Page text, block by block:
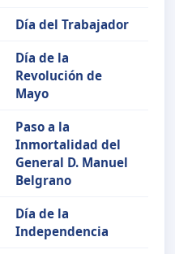
Día del Trabajador
Día de la
Revolución de
Mayo
Paso a la
Inmortalidad del
General D. Manuel
Belgrano
Día de la
Independencia